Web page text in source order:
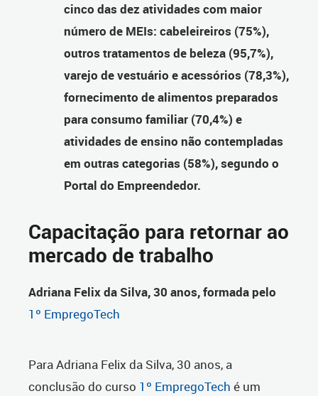
cinco das dez atividades com maior
número de MEIs: cabeleireiros (75%),
outros tratamentos de beleza (95,7%),
varejo de vestuário e acessórios (78,3%),
fornecimento de alimentos preparados
para consumo familiar (70,4%) e
atividades de ensino não contempladas
em outras categorias (58%), segundo o
Portal do Empreendedor.
Capacitação para retornar ao
mercado de trabalho
Adriana Felix da Silva, 30 anos, formada pelo
1º EmpregoTech
Para Adriana Felix da Silva, 30 anos, a
conclusão do curso 1º EmpregoTech é um